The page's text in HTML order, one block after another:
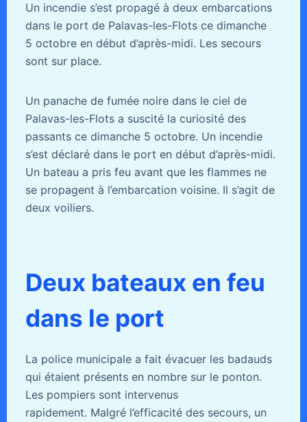
Un incendie s’est propagé à deux embarcations
dans le port de Palavas-les-Flots ce dimanche
5 octobre en début d’après-midi. Les secours
sont sur place.
Un panache de fumée noire dans le ciel de
Palavas-les-Flots a suscité la curiosité des
passants ce dimanche 5 octobre. Un incendie
s’est déclaré dans le port en début d’après-midi.
Un bateau a pris feu avant que les flammes ne
se propagent à l’embarcation voisine. Il s’agit de
deux voiliers.
Deux bateaux en feu
dans le port
La police municipale a fait évacuer les badauds
qui étaient présents en nombre sur le ponton.
Les pompiers sont intervenus
rapidement. Malgré l’efficacité des secours, un